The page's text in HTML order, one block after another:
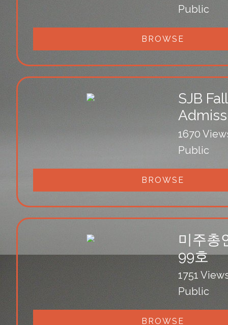
Public
BROWSE
SJB
1670
Public
BROWSE
미주총
99호
1751
Public
BROWSE